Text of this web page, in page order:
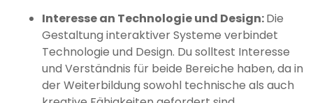
Interesse an Technologie und Design:Die
Gestaltung interaktiver Systeme verbindet
Technologie und Design. Du solltest Interesse
und Verständnis für beide Bereiche haben, da in
der Weiterbildung sowohl technische als auch